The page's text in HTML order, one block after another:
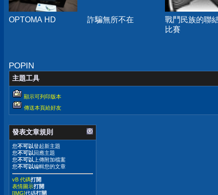
OPTOMA HD 詐騙無所不在
戰鬥民族的聯
比賽
POPIN
主題工具
顯示可列印版本
傳送本頁給好友
發表文章規則
您不可以發起新主題
您不可以 回應主題
您不可以 上傳附加檔案
您不可以編輯您的文章
vB 代碼打開
表情圖示打開
[IMG]代碼打開